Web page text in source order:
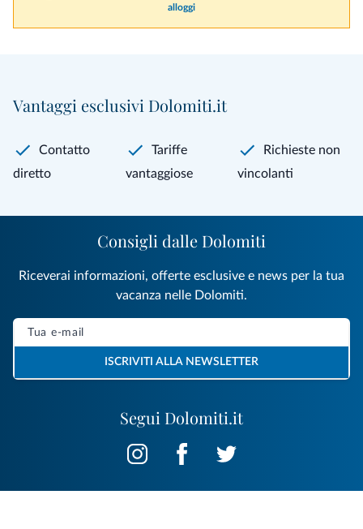
alloggi
Vantaggi esclusivi Dolomiti.it
Contatto
diretto
Tariffe
vantaggiose
Richieste non
vincolanti
Segui Dolomiti.it
Consigli dalle Dolomiti
Riceverai informazioni, offerte esclusive e news per la tua
vacanza nelle Dolomiti.
ISCRIVITI ALLA NEWSLETTER